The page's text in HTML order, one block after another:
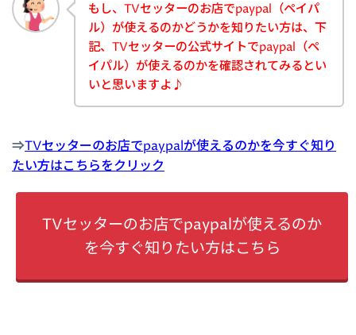
もし、TVセッターのお店でpaypal（ペイパ
ル）が使えるのかどうかを知りたい方は、下
記、TVセッターの公式サイトでpaypal（ペ
イパル）が使えるのかを確認されてみるとい
いと思いますよ♪
⇒TVセッターのお店でpaypalが使えるのかを今すぐ知り
たい方はこちらをクリック
TVセッターのお店でpaypalが使えるのか
を今すぐ知りたい方はこちら